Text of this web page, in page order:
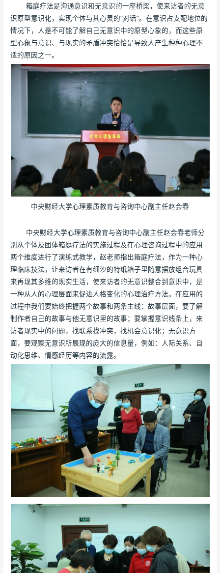
箱庭疗法是沟通意识和无意识的一座桥梁，使来访者的无意
识原型意识化，实现个体与其心灵的“对话”。在意识占支配地位的
情况下，人是不可能了解自己无意识中的原型心象的，而这些原
型心象与意识、与现实的矛盾冲突恰恰是导致人产生种种心理不
适的原因之一。
中央财经大学心理素质教育与咨询中心副主任赵会春
中央财经大学心理素质教育与咨询中心副主任赵会春老师分
别从个体及团体箱庭疗法的实施过程及在心理咨询过程中的应用
两个维度进行了演练式教学，赵老师指出箱庭疗法，作为一种心
理临床技法，让来访者在有细沙的特纸箱子里随意摆放组合玩具
来再现其多维的现实生活，使来访者的无意识整合到意识中，是
一种从人的心理层面来促进人格变化的心理治疗方法。在应用的
过程中我们要始终把握两个故事和两条主线：故事层面，要了解
制作者自己的故事与他无意识里的故事；要掌握意识线条上，来
访者现实中的问题，找联系找冲突，找机会意识化；无意识方
面，要观察无意识所展现的庞大的信息量，例如：人际关系、自
动化思维、情感经历等内容的流露。